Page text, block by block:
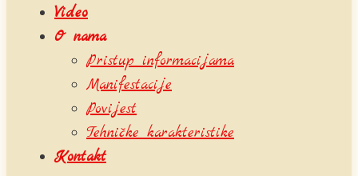
Video
O nama
Pristup informacijama
Manifestacije
Povijest
Tehničke karakteristike
Kontakt